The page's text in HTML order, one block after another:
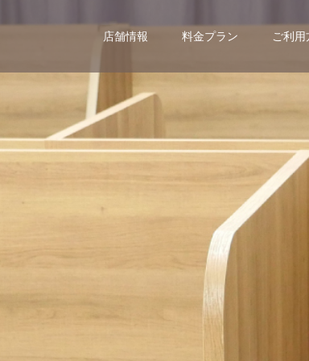
店舗情報 料金プラン ご利用